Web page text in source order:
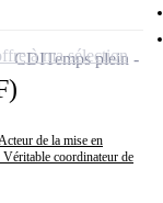
de la mise en
coordinateur de
CDITemps plein
à ma sélection